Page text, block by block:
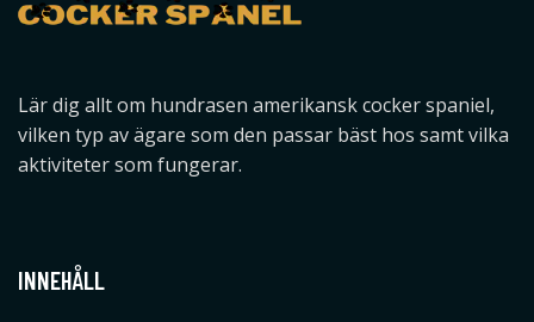
Lär dig allt om hundrasen amerikansk cocker spaniel,
vilken typ av ägare som den passar bäst hos samt vilka
aktiviteter som fungerar.
INNEHÅLL